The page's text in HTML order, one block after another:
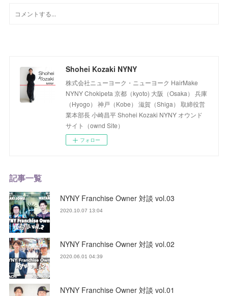
Shohei Kozaki NYNY
株式会社ニューヨーク・ニューヨーク HairMake
NYNY Chokipeta 京都（kyoto) 大阪（Osaka） 兵庫
（Hyogo） 神戸（Kobe） 滋賀（Shiga） 取締役営
業本部長 小崎昌平 Shohei Kozaki NYNY オウンド
サイト（ownd Site）
フォロー
記事一覧
NYNY Franchise Owner 対談 vol.03
2020.10.07 13:04
NYNY Franchise Owner 対談 vol.02
2020.06.01 04:39
NYNY Franchise Owner 対談 vol.01